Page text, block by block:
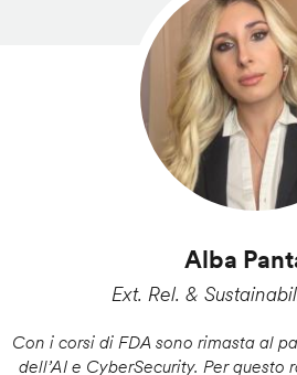
Alba
Ext. Rel. &
Con i corsi di FDA sono rimasta al
dell’AI e CyberSecurity. Per questo